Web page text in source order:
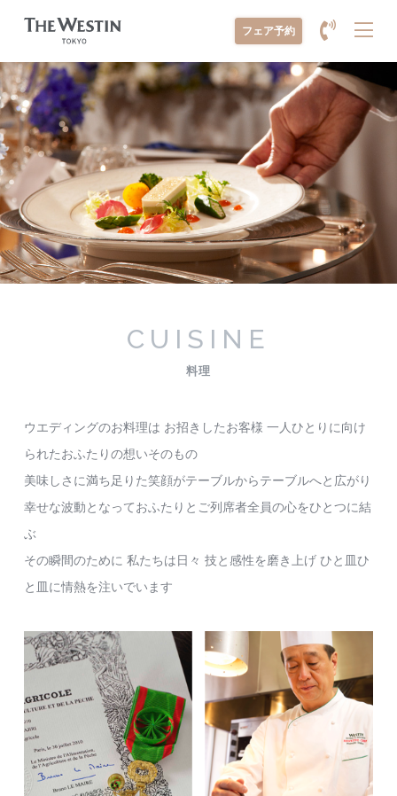
フェア予約
メ
ニ
ュ
ー
を
く
CUISINE
料理
ウエディングのお料理は お招きしたお客様 一人ひとりに向け
られたおふたりの想いそのもの
美味しさに満ち足りた笑顔がテーブルからテーブルへと広がり
幸せな波動となっておふたりとご列席者全員の心をひとつに結
ぶ
その瞬間のために 私たちは日々 技と感性を磨き上げひと皿ひ
と皿に情熱を注いでいます